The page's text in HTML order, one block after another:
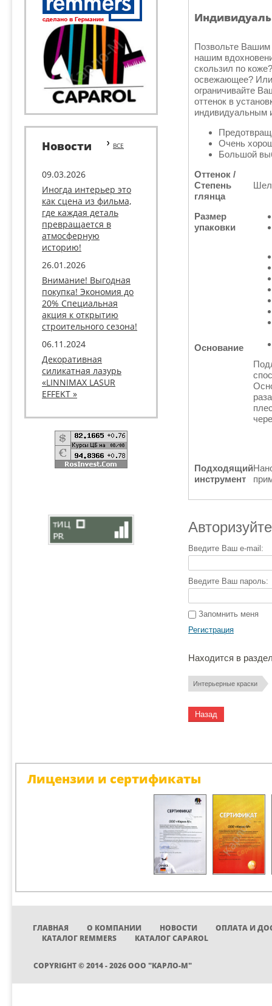
Новости ВСЕ
09.03.2026
Иногда интерьер это
как сцена из фильма,
где каждая деталь
превращается в
атмосферную
историю!
26.01.2026
Внимание! Выгодная
покупка! Экономия до
20% Специальная
акция к открытию
строительного сезона!
06.11.2024
Декоративная
силикатная лазурь
«LINNIMAX LASUR
EFFEKT »
Позвольте Вашим
нашим
скользил по
освежающее?
ограничивайте
оттенок в
индивидуальным
Очень
Большой
Оттенок /
Степень
глянца
Размер
упаковки
Основание
Подходящий
инструмент
Введите Ваш e-mail:
Введите Ваш пароль:
Запомнить меня
Регистрация
Находится в
Интерьерные краски
Назад
Лицензии и сертификаты
ГЛАВНАЯ О КОМПАНИИ НОВОСТИ
ОПЛАТА И
КАТАЛОГ REMMERS
КАТАЛОГ CAPAROL
COPYRIGHT © 2014 - 2026 ООО "КАРЛО-М"